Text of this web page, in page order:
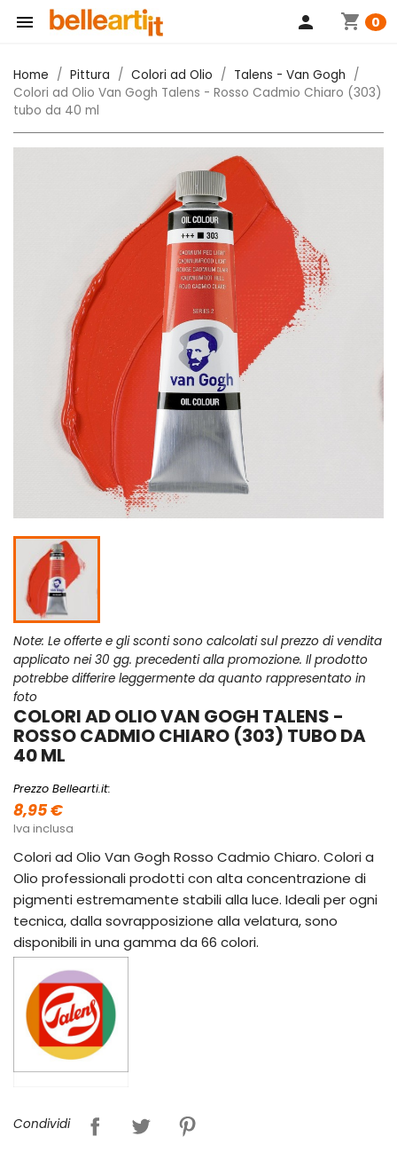
 shopping_cart 0
person
Home Pittura Colori ad Olio
Talens - Van Gogh
Colori ad Olio Van Gogh Talens - Rosso Cadmio Chiaro (303)
tubo da 40 ml
Note: Le offerte e gli sconti sono calcolati sul prezzo di vendita
applicato nei 30 gg. precedenti alla promozione. Il prodotto
potrebbe differire leggermente da quanto rappresentato in
foto
COLORI AD OLIO VAN GOGH TALENS -
ROSSO CADMIO CHIARO (303) TUBO DA
40 ML
Prezzo Bellearti.it:
8,95 €
Iva inclusa
Colori ad Olio Van Gogh Rosso Cadmio Chiaro. Colori a
Olio professionali prodotti con alta concentrazione di
pigmenti estremamente stabili alla luce. Ideali per ogni
tecnica, dalla sovrapposizione alla velatura, sono
disponibili in una gamma da 66 colori.
Condividi